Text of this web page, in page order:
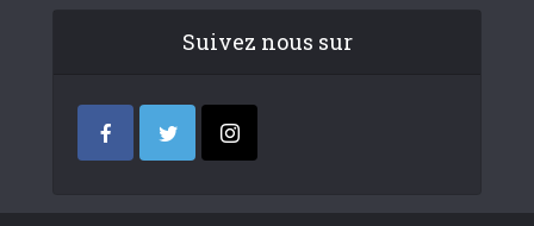
Suivez nous sur